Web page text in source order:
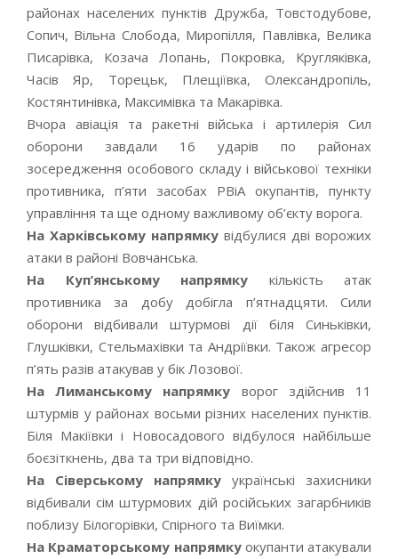
районах населених пунктів Дружба, Товстодубове,
Сопич, Вільна Слобода, Миропілля, Павлівка, Велика
Писарівка, Козача Лопань, Покровка, Кругляківка,
Часів Яр, Торецьк, Плещіївка, Олександропіль,
Костянтинівка, Максимівка та Макарівка.
Вчора авіація та ракетні війська і артилерія Сил
оборони завдали 16 ударів по районах
зосередження особового складу і військової техніки
противника, п’яти засобах РВіА окупантів, пункту
управління та ще одному важливому об’єкту ворога.
На Харківському напрямку відбулися дві ворожих
атаки в районі Вовчанська.
На Куп’янському напрямку кількість атак
противника за добу добігла п’ятнадцяти. Сили
оборони відбивали штурмові дії біля Синьківки,
Глушківки, Стельмахівки та Андріївки. Також агресор
п’ять разів атакував у бік Лозової.
На Лиманському напрямку ворог здійснив 11
штурмів у районах восьми різних населених пунктів.
Біля Макіївки і Новосадового відбулося найбільше
боєзіткнень, два та три відповідно.
На Сіверському напрямку українські захисники
відбивали сім штурмових дій російських загарбників
поблизу Білогорівки, Спірного та Виїмки.
На Краматорському напрямкуокупанти атакували